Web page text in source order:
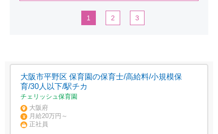
1 2 3
大阪市平野区 保育園の保育士/高給料/小規模保
育/30人以下/駅チカ
チェリッシュ保育園
大阪府
月給20万円～
正社員